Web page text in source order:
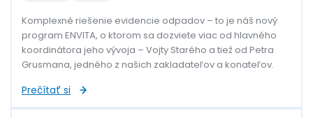
Komplexné riešenie evidencie odpadov – to je náš nový
program ENVITA, o ktorom sa dozviete viac od hlavného
koordinátora jeho vývoja – Vojty Starého a tiež od Petra
Grusmana, jedného z našich zakladateľov a konateľov.
Prečítať si